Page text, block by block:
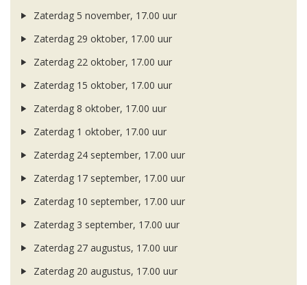
Zaterdag 5 november, 17.00 uur
Zaterdag 29 oktober, 17.00 uur
Zaterdag 22 oktober, 17.00 uur
Zaterdag 15 oktober, 17.00 uur
Zaterdag 8 oktober, 17.00 uur
Zaterdag 1 oktober, 17.00 uur
Zaterdag 24 september, 17.00 uur
Zaterdag 17 september, 17.00 uur
Zaterdag 10 september, 17.00 uur
Zaterdag 3 september, 17.00 uur
Zaterdag 27 augustus, 17.00 uur
Zaterdag 20 augustus, 17.00 uur